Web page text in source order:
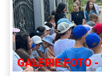
GALERIE